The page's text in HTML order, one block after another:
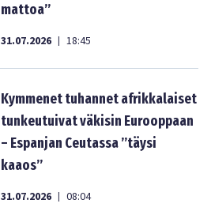
mattoa”
31.07.2026 | 18:45
Kymmenet tuhannet afrikkalaiset
tunkeutuivat väkisin Eurooppaan
– Espanjan Ceutassa ”täysi
kaaos”
31.07.2026 | 08:04